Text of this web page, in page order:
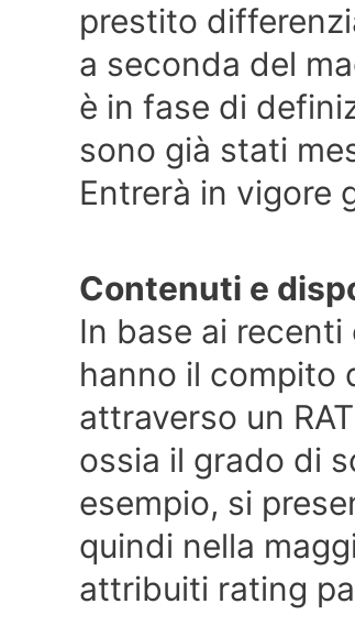
prestito
a seconda del
è in fase di
sono già stati
Entrerà in vigore
Contenuti e
In base ai
hanno il compito
attraverso un
ossia il grado di
esempio, si
quindi nella
attribuiti rating